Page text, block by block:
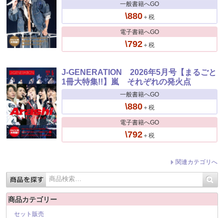
一般書籍へGO
\880＋税
電子書籍へGO
\792＋税
J-GENERATION 2026年5月号【まるごと
1冊大特集!!】嵐 それぞれの発火点
一般書籍へGO
\880＋税
電子書籍へGO
\792＋税
関連カテゴリへ
商品カテゴリー
セット販売